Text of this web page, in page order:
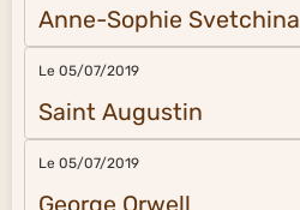
Anne-Sophie Svetchina
Le 05/07/2019
Saint Augustin
Le 05/07/2019